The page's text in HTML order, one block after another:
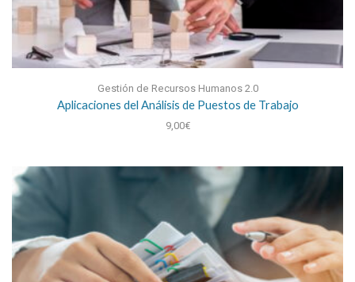
Gestión de Recursos Humanos 2.0
Aplicaciones del Análisis de Puestos de Trabajo
9,00€